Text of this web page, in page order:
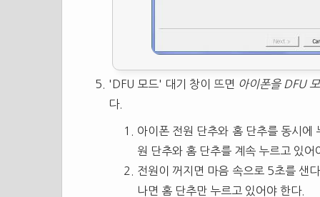
'DFU 모드' 대기 창이 뜨면 아이폰을 DFU
다.
아이폰 전원 단추와 홈 단추를 동시에
원 단추와 홈 단추를 계속 누르고 있어
전원이 꺼지면 마음 속으로 5초를 샌
나면 홈 단추만 누르고 있어야 한다.